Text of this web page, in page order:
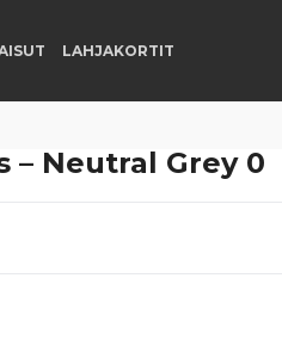
LAHJAKORTIT
– Neutral Grey 0